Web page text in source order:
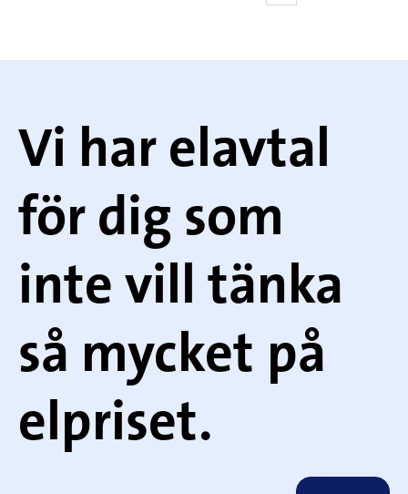
Vi har elavtal
för dig som
inte vill tänka
så mycket på
elpriset.